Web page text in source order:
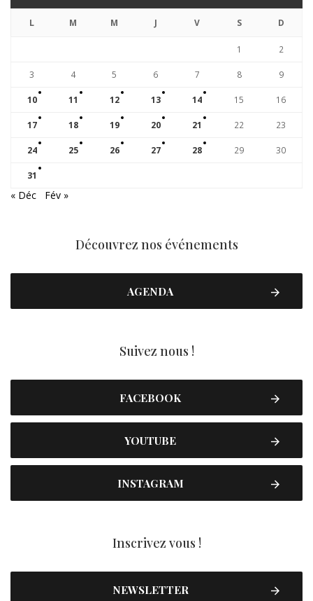
L M M J V S D
1 2
3 4 5 6 7 8 9
10 11 12 13 14 15 16
17 18 19 20 21 22 23
24 25 26 27 28 29 30
31
« Déc Fév »
Découvrez nos événements
AGENDA
Suivez nous !
FACEBOOK
YOUTUBE
INSTAGRAM
Inscrivez vous !
NEWSLETTER